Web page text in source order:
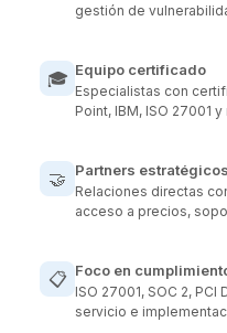
gestión de
🎓 Equipo certificado
Especialistas con
Point, IBM, ISO 27001
🤝 Partners estratégicos
Relaciones directas
acceso a precios,
📋 Foco en
ISO 27001, SOC 2, PCI
servicio e